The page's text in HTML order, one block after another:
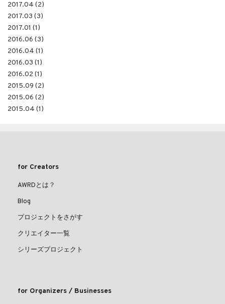
2017.04 (2)
2017.03 (3)
2017.01 (1)
2016.06 (3)
2016.04 (1)
2016.03 (1)
2016.02 (1)
2015.09 (2)
2015.06 (2)
2015.04 (1)
for Creators
AWRDとは？
Blog
プロジェクトをさがす
クリエイター一覧
シリーズプロジェクト
for Organizers / Businesses